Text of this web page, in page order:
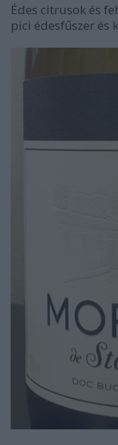
Édes citrusok és
pici édesfűszer és